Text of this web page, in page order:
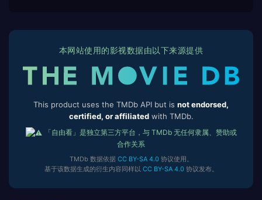
本网站使用的影视数据由以下来源提供
This product uses the TMDb API but is not endorsed,
certified, or affiliatedwith TMDb.
「自由看」是独立第三方平台，与 TMDb 无任何隶属、赞助或
合作关系
TMDb 数据依据 CC BY-SA 4.0协议使用。
基于该数据生成的衍生内容同样以 CC BY-SA 4.0协议发布。